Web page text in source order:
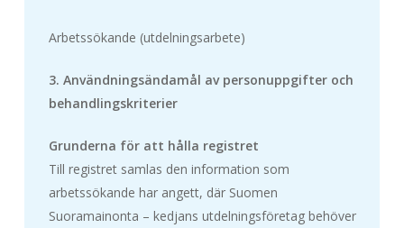
Arbetssökande (utdelningsarbete)
3. Användningsändamål av personuppgifter och
behandlingskriterier
Grunderna för att hålla registret
Till registret samlas den information som
arbetssökande har angett, där Suomen
Suoramainonta – kedjans utdelningsföretag behöver